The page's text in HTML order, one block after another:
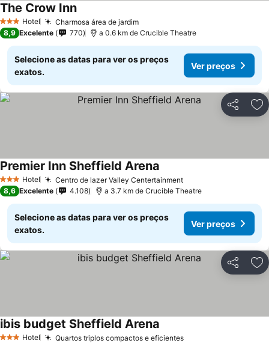
3 EstrelasHotel Charmosa área de jardimVer preços
The Crow InnVer preços
8,9 Excelente 770 a 0.6 km de Crucible Theatre
Selecione as datas para ver os preços
exatos.
Ver preços
Partilhar
3 EstrelasHotel Centro de lazer Valley CentertainmentVer preços
Premier Inn Sheffield Arena
8,6 Excelente 4.108 a 3.7 km de Crucible Theatre
Selecione as datas para ver os preços
exatos.
Ver preços
Partilhar
3 EstrelasHotel Quartos triplos compactos e eficientesVer preços
ibis budget Sheffield Arena